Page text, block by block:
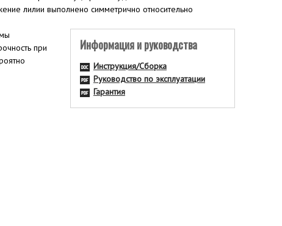
лилии выполнено симметрично относительно
при
Информация и руководства
Инструкция/Сборка
Руководство по эксплуатации
Гарантия